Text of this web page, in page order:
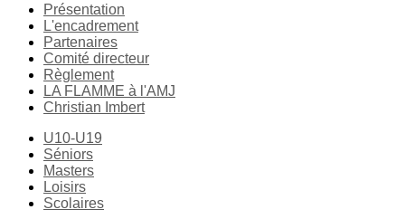
Présentation
L'encadrement
Partenaires
Comité directeur
Règlement
LA FLAMME à l'AMJ
Christian Imbert
U10-U19
Séniors
Masters
Loisirs
Scolaires